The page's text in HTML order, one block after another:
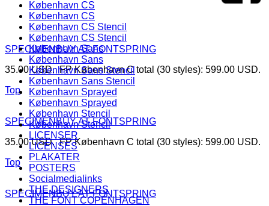
København CS
København CS
København CS Stencil
København CS Stencil
København Sans
København Sans
København Sans Stencil
København Sans Stencil
København Sprayed
København Sprayed
København Stencil
København Stencil
LICENSER
LICENSES
PLAKATER
POSTERS
Socialmedialinks
THE DESIGNERS
THE FONT COPENHAGEN
SPECIMENBUY AT FONTSPRING
35.00 USD. FP København C total (30 styles): 599.00 USD.
Top
SPECIMENBUY AT FONTSPRING
35.00 USD. FP København C total (30 styles): 599.00 USD.
Top
SPECIMENBUY AT FONTSPRING